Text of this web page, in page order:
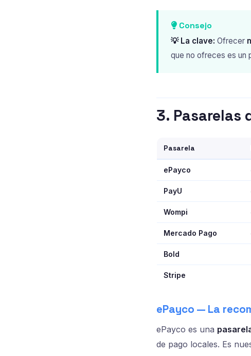
Consejo
💡 La clave: Ofrecer
que no ofreces es un
3. Pasarelas
Pasarela
ePayco
PayU
Wompi
Mercado Pago
Bold
Stripe
ePayco — La
ePayco es una
de pago locales. Es